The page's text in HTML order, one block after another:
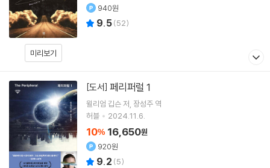
미리보기
940원
9.5(52)
[도서] 페리퍼럴 1
윌리엄 깁슨저 장성주 역
허블
2024.11.6.
10% 16,650원
920원
9.2 (5)